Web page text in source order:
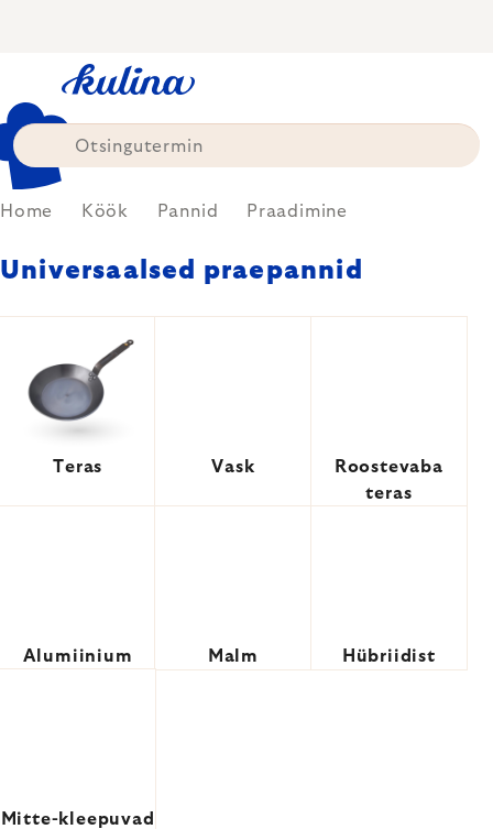
Home Köök Pannid Praadimine
Universaalsed praepannid
Teras Vask
Roostevaba
teras
Alumiinium Malm Hübriidist
Mitte-kleepuvad